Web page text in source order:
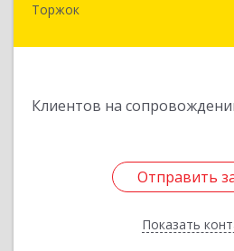
Торжок
Клиентов на
Отправить
Показать
172002, Тверская обл,
Отправить
Назад